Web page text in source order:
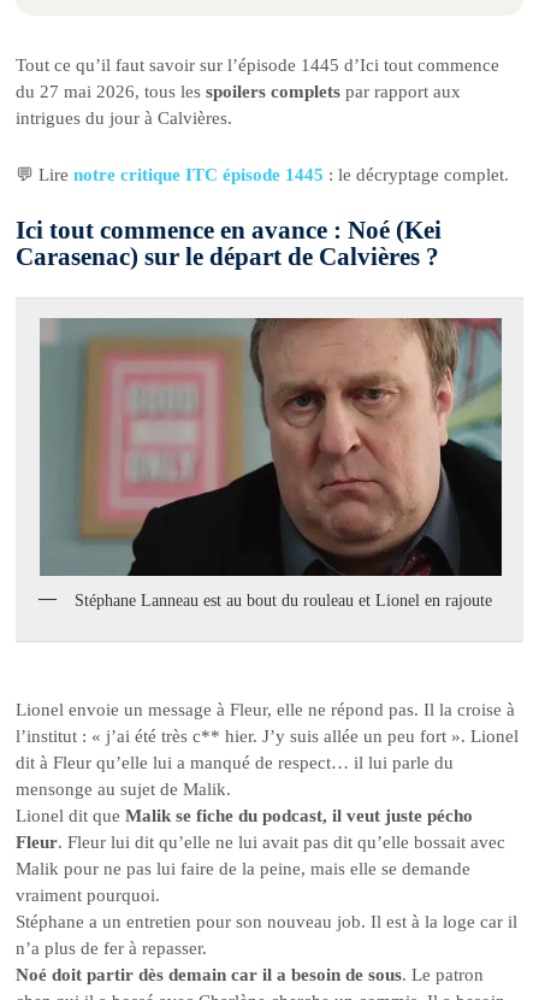
Tout ce qu’il faut savoir sur l’épisode 1445 d’Ici tout commence
du 27 mai 2026, tous lesspoilers complets par rapport aux
intrigues du jour à Calvières.
💬 Lirenotre critique ITC épisode 1445 : le décryptage complet.
Ici tout commence en avance : Noé (Kei
Carasenac) sur le départ de Calvières ?
Stéphane Lanneau est au bout du rouleau et Lionel en rajoute
Lionel envoie un message à Fleur, elle ne répond pas. Il la croise à
l’institut : « j’ai été très c** hier. J’y suis allée un peu fort ». Lionel
dit à Fleur qu’elle lui a manqué de respect… il lui parle du
mensonge au sujet de Malik.
Lionel dit queMalik se fiche du podcast, il veut juste pécho
Fleur. Fleur lui dit qu’elle ne lui avait pas dit qu’elle bossait avec
Malik pour ne pas lui faire de la peine, mais elle se demande
vraiment pourquoi.
Stéphane a un entretien pour son nouveau job. Il est à la loge car il
n’a plus de fer à repasser.
Noé doit partir dès demain car il a besoin de sous. Le patron